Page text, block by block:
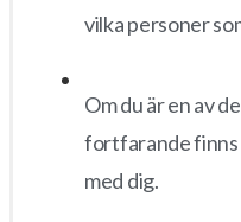
vilka personer
Om du är en av
fortfarande finns
med dig.